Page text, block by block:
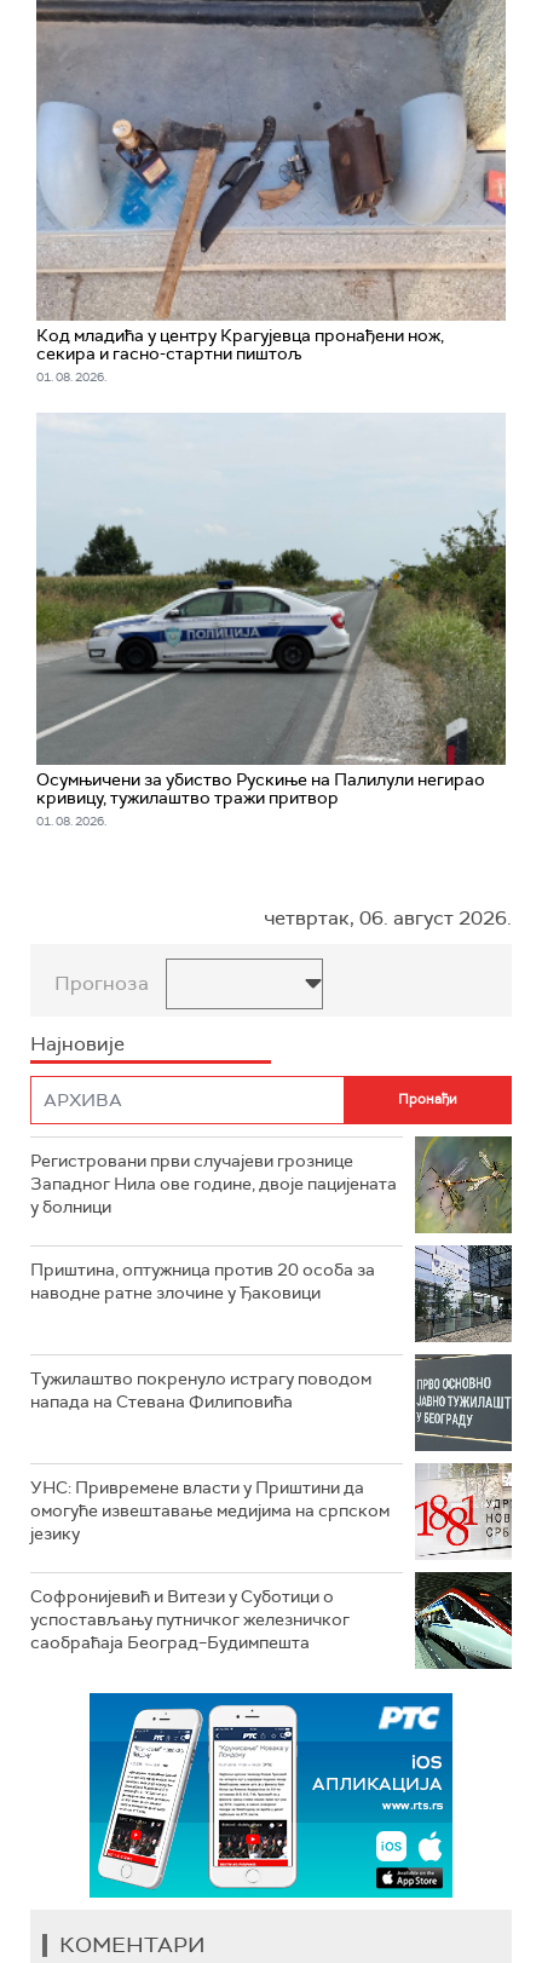
Код младића у центру Крагујевца пронађени нож,
секира и гасно-стартни пиштољ
01. 08. 2026.
Oсумњичени за убиство Рускиње на Палилули негирао
кривицу, тужилаштво тражи притвор
01. 08. 2026.
четвртак, 06. август 2026.
Прогноза
Најновије
Регистровани први случајеви грознице
Западног Нила ове године, двоје пацијената
у болници
Приштина, оптужница против 20 особа за
наводне ратне злочине у Ђаковици
Тужилаштво покренуло истрагу поводом
напада на Стевана Филиповића
УНС: Привремене власти у Приштини да
омогуће извештавање медијима на српском
језику
Софронијевић и Витези у Суботици о
успостављању путничког железничког
саобраћаја Београд–Будимпешта
КОМЕНТАРИ